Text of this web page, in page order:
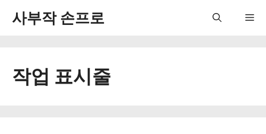
사부작 손프로
작업 표시줄